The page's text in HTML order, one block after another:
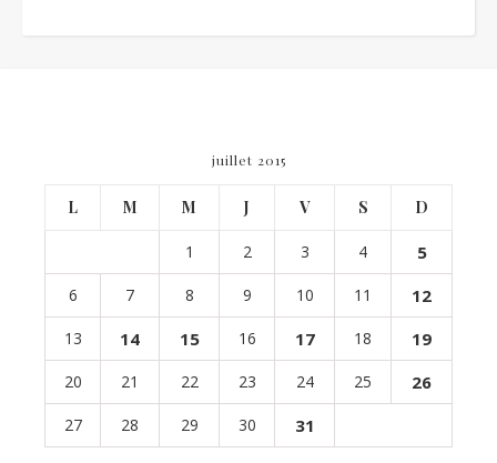
juillet 2015
L M M J V S D
1 2 3 4 5
6 7 8 9 10 11 12
13 14 15 16 17 18 19
20 21 22 23 24 25 26
27 28 29 30 31